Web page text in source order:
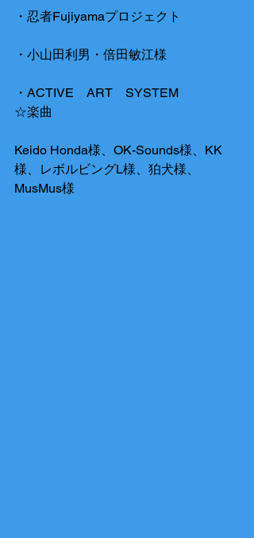
・忍者Fujiyamaプロジェクト
・小山田利男・倍田敏江様
・ACTIVE　ART　SYSTEM
☆楽曲
Keido Honda様、OK-Sounds様、KK
様、レボルビングL様、狛犬様、
MusMus様